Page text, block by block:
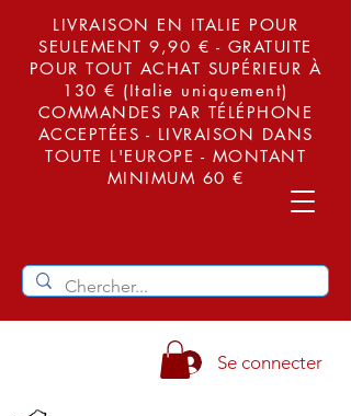
LIVRAISON EN ITALIE POUR
SEULEMENT 9,90 € - GRATUITE
POUR TOUT ACHAT SUPÉRIEUR À
130 € (Italie uniquement)
COMMANDES PAR TÉLÉPHONE
ACCEPTÉES - LIVRAISON DANS
TOUTE L'EUROPE - MONTANT
MINIMUM 60 €
Se connecter